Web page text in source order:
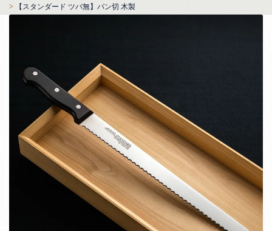
【スタンダード ツバ無】パン切 木製